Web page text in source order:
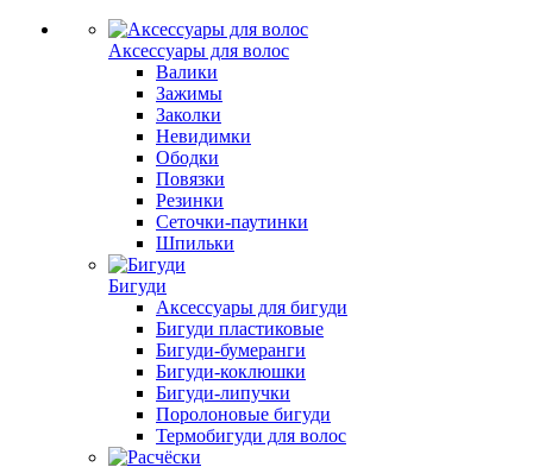
Аксессуары для волос
Валики
Зажимы
Заколки
Невидимки
Ободки
Повязки
Резинки
Сеточки-паутинки
Шпильки
Бигуди
Аксессуары для бигуди
Бигуди пластиковые
Бигуди-бумеранги
Бигуди-коклюшки
Бигуди-липучки
Поролоновые бигуди
Термобигуди для волос